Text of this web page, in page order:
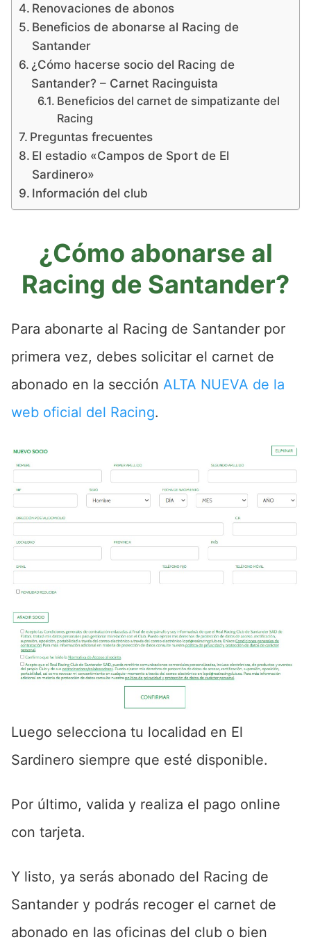
Renovaciones de abonos
Beneficios de abonarse al Racing de
Santander
¿Cómo hacerse socio del Racing de
Santander? – Carnet Racinguista
Beneficios del carnet de simpatizante del
Racing
Preguntas frecuentes
El estadio «Campos de Sport de El
Sardinero»
Información del club
¿Cómo abonarse al
Racing de Santander?
Para abonarte al Racing de Santander por
primera vez, debes solicitar el carnet de
abonado en la sección ALTA NUEVA de la
web oficial del Racing.
Luego selecciona tu localidad en El
Sardinero siempre que esté disponible.
Por último, valida y realiza el pago online
con tarjeta.
Y listo, ya serás abonado del Racing de
Santander y podrás recoger el carnet de
abonado en las oficinas del club o bien